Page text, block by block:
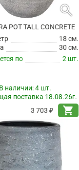
search
POT TALL CONCRETE
18 см.
30 см.
по
2 шт.
наличии:4 шт.
поставка 18.08.26г.
3 703 ₽
shopping_cart